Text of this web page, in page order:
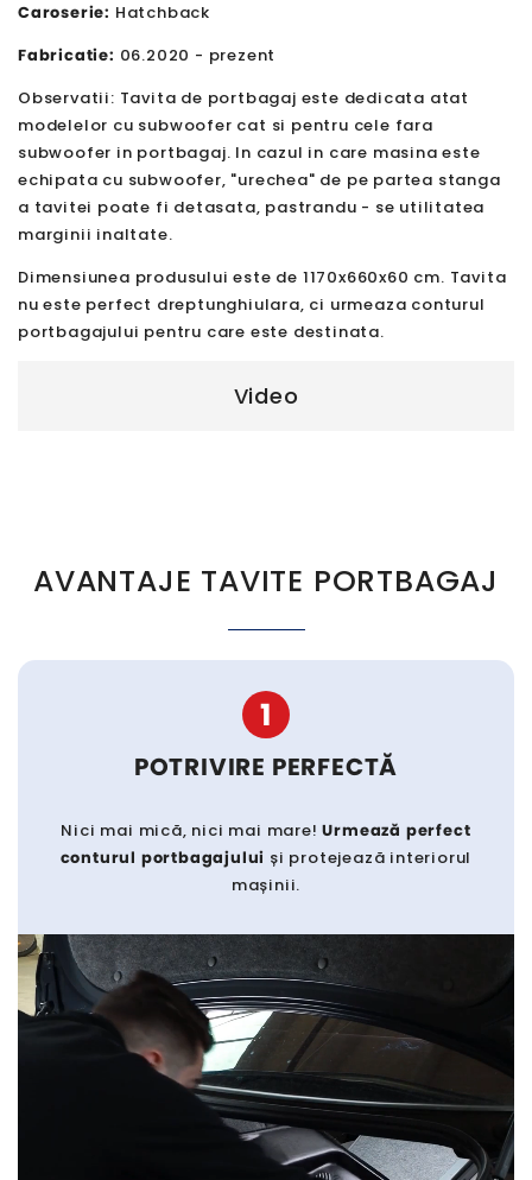
Caroserie: Hatchback
Fabricatie: 06.2020 - prezent
Observatii: Tavita de portbagaj este dedicata atat
modelelor cu subwoofer cat si pentru cele fara
subwoofer in portbagaj. In cazul in care masina este
echipata cu subwoofer, "urechea" de pe partea stanga
a tavitei poate fi detasata, pastrandu - se utilitatea
marginii inaltate.
Dimensiunea produsului este de 1170x660x60 cm. Tavita
nu este perfect dreptunghiulara, ci urmeaza conturul
portbagajului pentru care este destinata.
Video
AVANTAJE TAVITE PORTBAGAJ
1
POTRIVIRE PERFECTĂ
Nici mai mică, nici mai mare!Urmează perfect
conturul portbagajului și protejează interiorul
mașinii.